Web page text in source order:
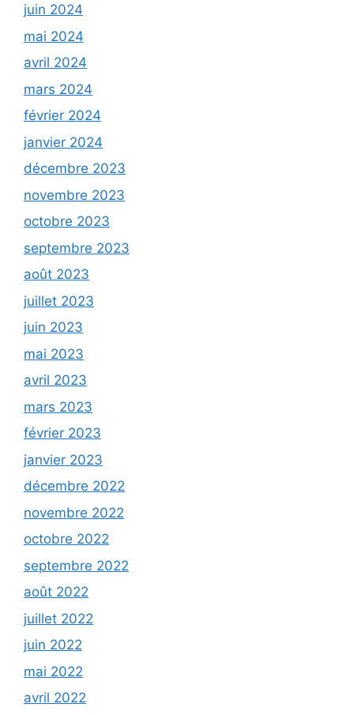
juin 2024
mai 2024
avril 2024
mars 2024
février 2024
janvier 2024
décembre 2023
novembre 2023
octobre 2023
septembre 2023
août 2023
juillet 2023
juin 2023
mai 2023
avril 2023
mars 2023
février 2023
janvier 2023
décembre 2022
novembre 2022
octobre 2022
septembre 2022
août 2022
juillet 2022
juin 2022
mai 2022
avril 2022